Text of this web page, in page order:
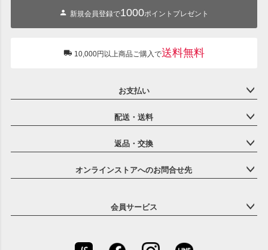
新規会員登録で1000ポイントプレゼント
10,000円以上商品ご購入で送料無料
お支払い
配送・送料
返品・交換
オンラインストアへのお問合せ先
会員サービス